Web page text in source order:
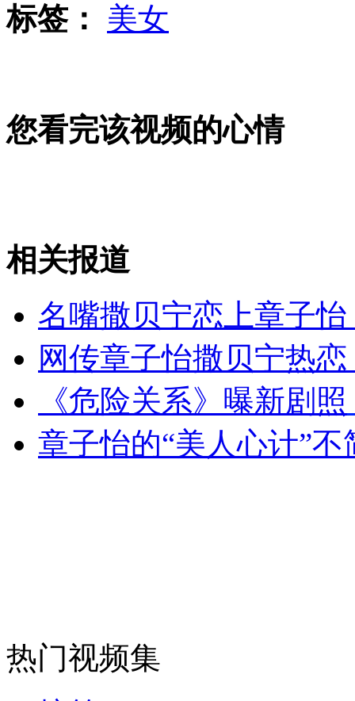
广州：街头贴裸体海报遭反对
实拍一小伙感情遇挫当街撒泼
山西运城恶犬咬伤多人 警民合力深夜将其击毙
女孩北京地铁殴打老人 痛下狠手拳打脚踢
无痛分娩是否安全 医生回应
外交部：反对强权政治霸凌主义
走！跟着总书记去植树
标签：
美女
您看完该视频的心情
相关报道
名嘴撒贝宁恋上章子
网传章子怡撒贝宁热恋
《危险关系》曝新剧照
章子怡的“美人心计”不
热门视频集